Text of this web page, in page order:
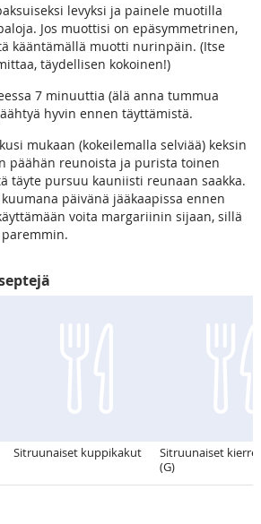
levyksi ja painele muotilla
Jos muottisi on epäsymmetrinen,
kääntämällä muotti nurinpäin. (Itse
täydellisen kokoinen!)
7 minuuttia (älä anna tummua
hyvin ennen täyttämistä.
mukaan (kokeilemalla selviää) keksin
päähän reunoista ja purista toinen
täyte pursuu kauniisti reunaan saakka.
päivänä jääkaapissa ennen
voita margariinin sijaan, sillä
Sitruunaiset kuppikakut
Sitruunaiset
(G)